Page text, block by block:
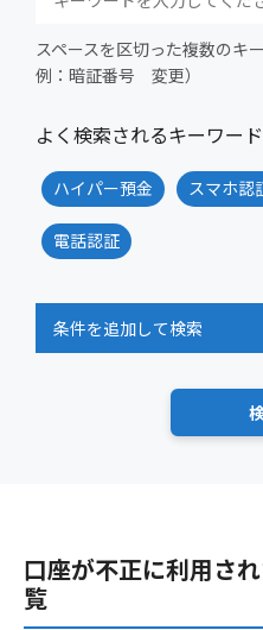
スペースを区切った複数のキ
例：暗証番号 変更）
よく検索されるキーワード
ハイパー預金 スマホ認
電話認証
条件を追加して検索
口座が不正に利用さ
覧